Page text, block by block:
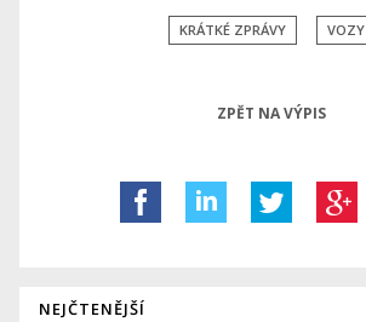
KRÁTKÉ ZPRÁVY VOZY
ZPĚT NA VÝPIS
NEJČTENĚJŠÍ